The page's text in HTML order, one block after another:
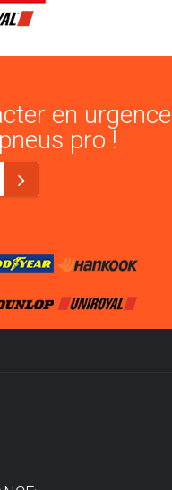
en urgence
pro !